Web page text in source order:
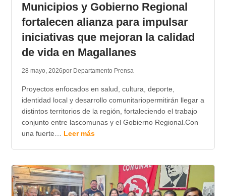
Municipios y Gobierno Regional
fortalecen alianza para impulsar
iniciativas que mejoran la calidad
de vida en Magallanes
28 mayo, 2026por Departamento Prensa
Proyectos enfocados en salud, cultura, deporte,
identidad local y desarrollo comunitariopermitirán llegar a
distintos territorios de la región, fortaleciendo el trabajo
conjunto entre lascomunas y el Gobierno Regional.Con
una fuerte… Leer más